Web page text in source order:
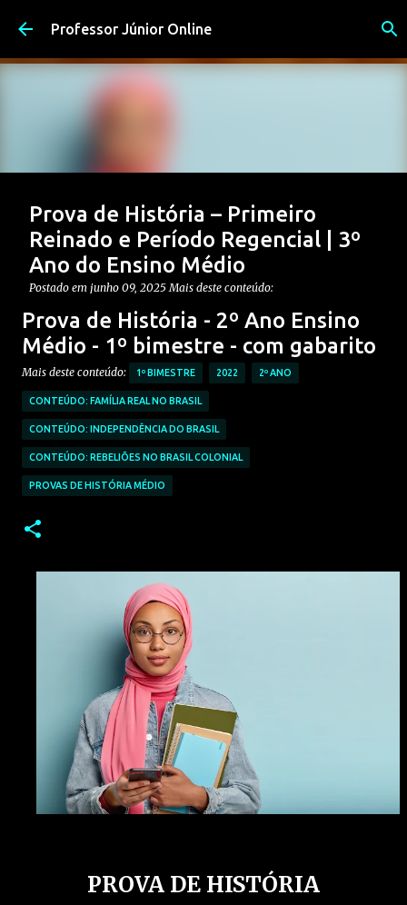
Pular para o conteúdo principal
Professor Júnior Online
Postagem em destaque
Prova de História – Primeiro
Reinado e Período Regencial | 3º
Ano do Ensino Médio
Postado em junho 09, 2025Mais deste conteúdo:
CONTEÚDO: PERÍODO REGENCIAL
CONTEÚDO: PRIMEIRO REINADO
PROVAS DE HISTÓRIA MÉDIO
0
Prova de História - 2º Ano Ensino
Médio - 1º bimestre - com gabarito
Mais deste conteúdo: 1º BIMESTRE 2022 2º ANO
CONTEÚDO: FAMÍLIA REAL NO BRASIL
CONTEÚDO: INDEPENDÊNCIA DO BRASIL
CONTEÚDO: REBELIÕES NO BRASIL COLONIAL
PROVAS DE HISTÓRIA MÉDIO
PROVA DE HISTÓRIA